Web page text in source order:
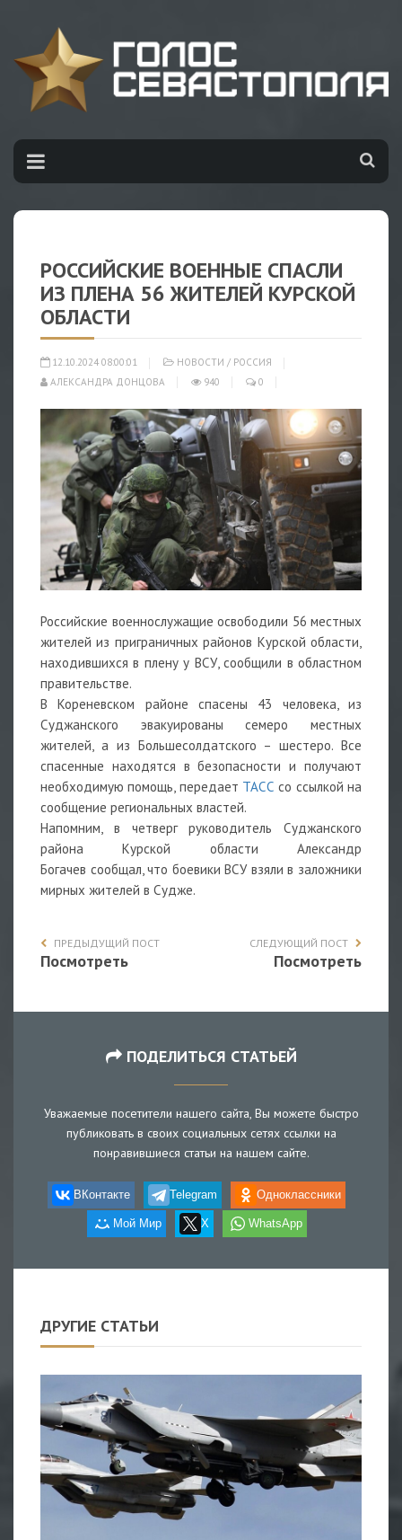
РОССИЙСКИЕ ВОЕННЫЕ СПАСЛИ
ИЗ ПЛЕНА 56 ЖИТЕЛЕЙ КУРСКОЙ
ОБЛАСТИ
12.10.2024 08:00:01 НОВОСТИ / РОССИЯ
АЛЕКСАНДРА ДОНЦОВА
940 0
Российские военнослужащие освободили 56 местных
жителей из приграничных районов Курской области,
находившихся в плену у ВСУ, сообщили в областном
правительстве.
В Кореневском районе спасены 43 человека, из
Суджанского эвакуированы семеро местных
жителей, а из Большесолдатского – шестеро. Все
спасенные находятся в безопасности и получают
необходимую помощь, передает ТАСС со ссылкой на
сообщение региональных властей.
Напомним, в четверг руководитель Суджанского
района Курской области Александр
Богачев сообщал, что боевики ВСУ взяли в заложники
мирных жителей в Судже.
ПРЕДЫДУЩИЙ ПОСТ
Посмотреть
СЛЕДУЮЩИЙ ПОСТ
Посмотреть
ПОДЕЛИТЬСЯ СТАТЬЕЙ
Уважаемые посетители нашего сайта, Вы можете быстро
публиковать в своих социальных сетях ссылки на
понравившиеся статьи на нашем сайте.
ВКонтакте Telegram Одноклассники
Мой Мир X WhatsApp
ДРУГИЕ СТАТЬИ